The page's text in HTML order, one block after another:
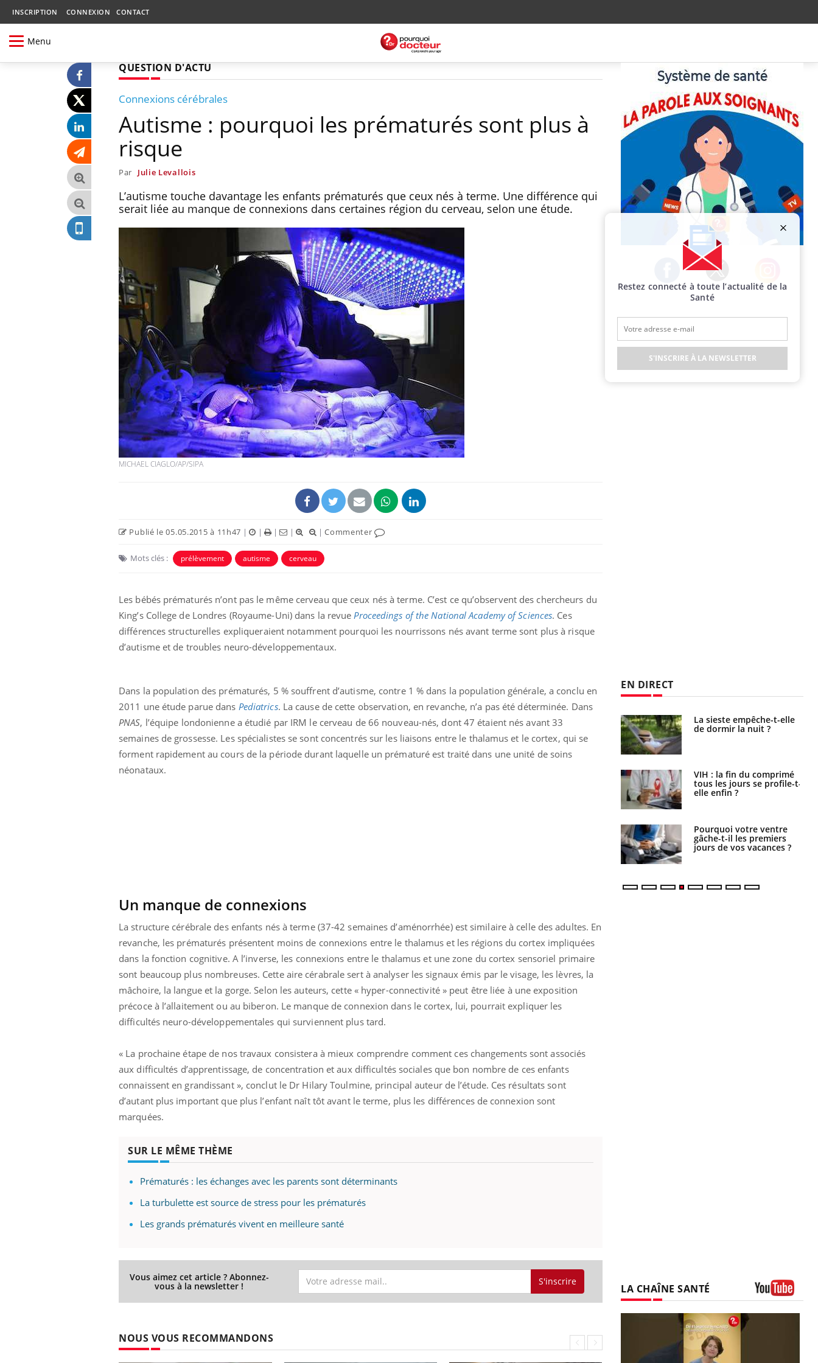
INSCRIPTION CONNEXION CONTACT
Menu
QUESTION D'ACTU
Connexions cérébrales
Autisme : pourquoi les prématurés sont plus à
risque
Par Julie Levallois
L’autisme touche davantage les enfants prématurés que ceux nés à terme. Une différence qui
serait liée au manque de connexions dans certaines région du cerveau, selon une étude.
MICHAEL CIAGLO/AP/SIPA
Publié le 05.05.2015 à 11h47 | | | | |Commenter
Mots clés : prélèvement autisme cerveau
Les bébés prématurés n’ont pas le même cerveau que ceux nés à terme. C’est ce qu’observent des chercheurs du
King’s College de Londres (Royaume-Uni) dans la revue Proceedings of the National Academy of Sciences. Ces
différences structurelles expliqueraient notamment pourquoi les nourrissons nés avant terme sont plus à risque
d’autisme et de troubles neuro-développementaux.
Dans la population des prématurés, 5 % souffrent d’autisme, contre 1 % dans la population générale, a conclu en
2011 une étude parue dans Pediatrics. La cause de cette observation, en revanche, n’a pas été déterminée. Dans
PNAS, l’équipe londonienne a étudié par IRM le cerveau de 66 nouveau-nés, dont 47 étaient nés avant 33
semaines de grossesse. Les spécialistes se sont concentrés sur les liaisons entre le thalamus et le cortex, qui se
forment rapidement au cours de la période durant laquelle un prématuré est traité dans une unité de soins
néonataux.
Un manque de connexions
La structure cérébrale des enfants nés à terme (37-42 semaines d’aménorrhée) est similaire à celle des adultes. En
revanche, les prématurés présentent moins de connexions entre le thalamus et les régions du cortex impliquées
dans la fonction cognitive. A l’inverse, les connexions entre le thalamus et une zone du cortex sensoriel primaire
sont beaucoup plus nombreuses. Cette aire cérabrale sert à analyser les signaux émis par le visage, les lèvres, la
mâchoire, la langue et la gorge. Selon les auteurs, cette « hyper-connectivité » peut être liée à une exposition
précoce à l’allaitement ou au biberon. Le manque de connexion dans le cortex, lui, pourrait expliquer les
difficultés neuro-développementales qui surviennent plus tard.
« La prochaine étape de nos travaux consistera à mieux comprendre comment ces changements sont associés
aux difficultés d’apprentissage, de concentration et aux difficultés sociales que bon nombre de ces enfants
connaissent en grandissant », conclut le Dr Hilary Toulmine, principal auteur de l’étude. Ces résultats sont
d’autant plus important que plus l’enfant naît tôt avant le terme, plus les différences de connexion sont
marquées.
SUR LE MÊME THÈME
Prématurés : les échanges avec les parents sont déterminants
La turbulette est source de stress pour les prématurés
Les grands prématurés vivent en meilleure santé
Vous aimez cet article ? Abonnez-
vous à la newsletter ! S'inscrire
NOUS VOUS RECOMMANDONS
Facebook Twitter Instagram
EN DIRECT
Hantavirus : un cas
détecté chez un touriste
en France
Mortalité infantile : un
Comment oublier les
écrans en vacances ?
Chikungunya, dengue,
West Nile : que se passe-
t-il dans le sud de la
La sieste empêche-t-elle
de dormir la nuit ?
VIH : la fin du comprimé
tous les jours se profile-t-
elle enfin ?
Pourquoi votre ventre
gâche-t-il les premiers
jours de vos vacances ?
LA CHAÎNE SANTÉ
Restez connecté à toute l’actualité de la
Santé
S'INSCRIRE À LA NEWSLETTER